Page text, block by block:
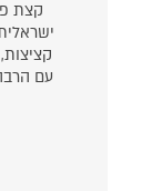
קצת
עם